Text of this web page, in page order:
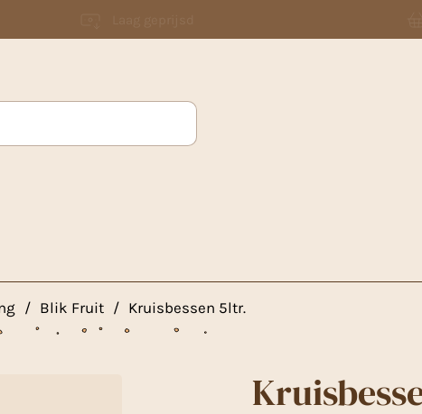
/ Blik Fruit / Kruisbessen 5ltr.